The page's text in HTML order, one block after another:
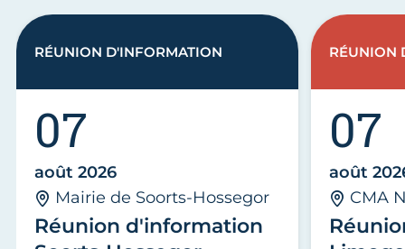
Réunion d'information
07
août 2026
Mairie de Soorts-Hossegor
RÉUNION D'INFORMATION
07
août
CMA
RÉUNION